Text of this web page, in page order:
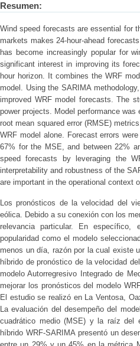
Resumen:
Wind speed forecasts are essential for
markets makes 24-hour-ahead
has become increasingly popular for
significant interest in improving its
hour horizon. It combines the WRF
model. Using the SARIMA
improved WRF model forecasts. The
power projects. Model performance
root mean squared error (RMSE)
WRF model alone. Forecast errors
67% for the MSE, and between 22%
speed forecasts by leveraging the
interpretability and robustness of the
are important in the operational context
Los pronósticos de la velocidad del
eólica. Debido a su conexión con los
relevancia particular. En específico,
popularidad como el modelo
menos un día, razón por la cual existe
híbrido de pronóstico de la velocidad
modelo Autorregresivo Integrado de
mejorar los pronósticos del modelo
El estudio se realizó en La Ventosa,
La evaluación del desempeño del
cuadrático medio (MSE) y la raíz del
híbrido WRF-SARIMA presentó un